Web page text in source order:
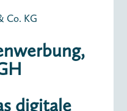
Co. KG
digitale